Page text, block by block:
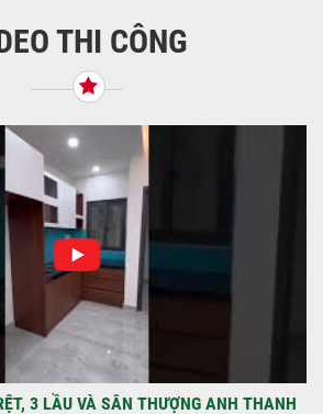
Tiếp nối sự tin tưởng từ quý khách hàng, vừa
Công Ty TNHH Thiết Kế Xây Dựng Sao
NHẬN CHÌA KHÓA – TRAO TỔ ẤM MỚI
TẠI PHƯỜNG AN LẠC
Địa điểm: Đường Lâm Hoành, phường An
LạcGia chủ: Anh Kỳ Xây Dựng Sao Việt chính
thức hoàn tất và...
THI CÔNG
3 LẦU VÀ SÂN THƯỢNG ANH THANH